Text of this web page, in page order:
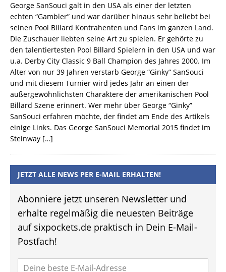
George SanSouci galt in den USA als einer der letzten
echten “Gambler” und war darüber hinaus sehr beliebt bei
seinen Pool Billard Kontrahenten und Fans im ganzen Land.
Die Zuschauer liebten seine Art zu spielen. Er gehörte zu
den talentiertesten Pool Billard Spielern in den USA und war
u.a. Derby City Classic 9 Ball Champion des Jahres 2000. Im
Alter von nur 39 Jahren verstarb George “Ginky” SanSouci
und mit diesem Turnier wird jedes Jahr an einen der
außergewöhnlichsten Charaktere der amerikanischen Pool
Billard Szene erinnert. Wer mehr über George “Ginky”
SanSouci erfahren möchte, der findet am Ende des Artikels
einige Links. Das George SanSouci Memorial 2015 findet im
Steinway […]
JETZT ALLE NEWS PER E-MAIL ERHALTEN!
Abonniere jetzt unseren Newsletter und
erhalte regelmäßig die neuesten Beiträge
auf sixpockets.de praktisch in Dein E-Mail-
Postfach!